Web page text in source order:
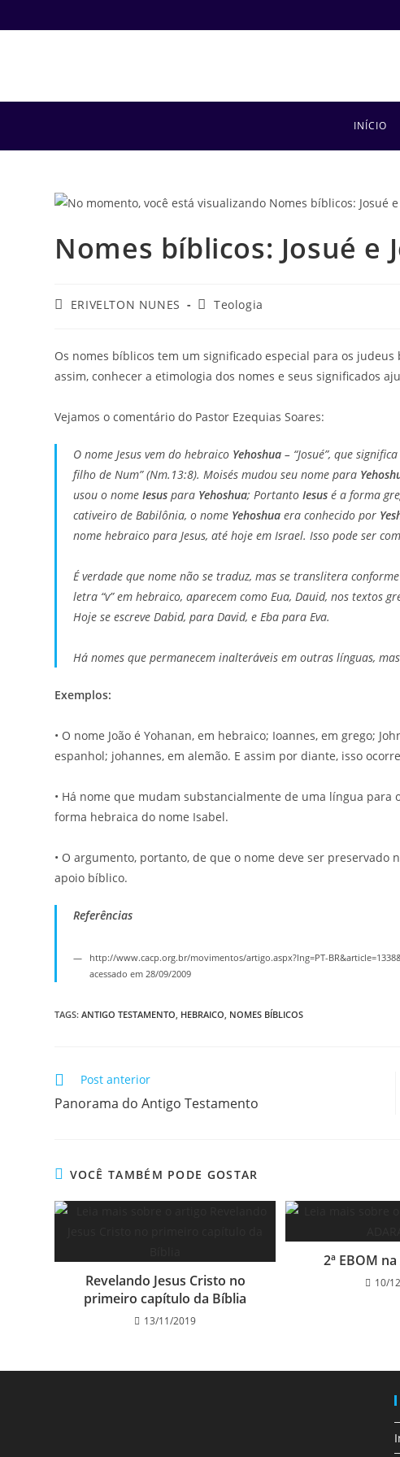
INÍCIO
Nomes bíblicos: Josué e
ERIVELTON NUNES Teologia
Os nomes bíblicos tem um significado especial para os
assim, conhecer a etimologia dos nomes e seus significados
Vejamos o comentário do Pastor Ezequias Soares:
O nome Jesus vem do hebraico Yehoshua – “Josué”, que significa
filho de Num” (Nm.13:8). Moisés mudou seu nome para
usou o nomeIesus para Yehoshua; PortantoIesus é a forma
cativeiro de Babilônia, o nome Yehoshua era conhecido por
nome hebraico para Jesus, até hoje em Israel. Isso pode ser
É verdade que nome não se traduz, mas se translitera
letra “v” em hebraico, aparecem como Eua, Dauid, nos textos
Hoje se escreve Dabid, para David, e Eba para Eva.
Há nomes que permanecem inalteráveis em outras línguas,
Exemplos:
• O nome João é Yohanan, em hebraico; Ioannes, em grego;
espanhol; johannes, em alemão. E assim por diante, isso
• Há nome que mudam substancialmente de uma língua para
forma hebraica do nome Isabel.
• O argumento, portanto, de que o nome deve ser
apoio bíblico.
Referências
http://www.cacp.org.br/movimentos/artigo.aspx?lng=PT-
acessado em 28/09/2009
TAGS:ANTIGO TESTAMENTO HEBRAICO NOMES BÍBLICOS
Post anterior
Panorama do Antigo Testamento
VOCÊ TAMBÉM PODE GOSTAR
Revelando Jesus Cristo no
primeiro capítulo da Bíblia
13/11/2019
2ª EBOM
10/